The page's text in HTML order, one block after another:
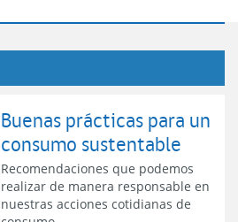
Buenas prácticas para un
consumo sustentable
Recomendaciones que podemos
realizar de manera responsable en
nuestras acciones cotidianas de